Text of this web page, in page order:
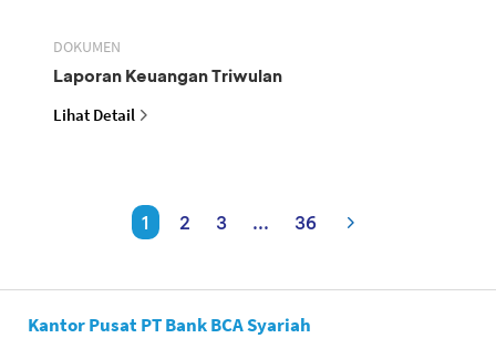
DOKUMEN
Laporan Keuangan Triwulan
Lihat Detail
1 2 3 ... 36
Kantor Pusat PT Bank BCA Syariah